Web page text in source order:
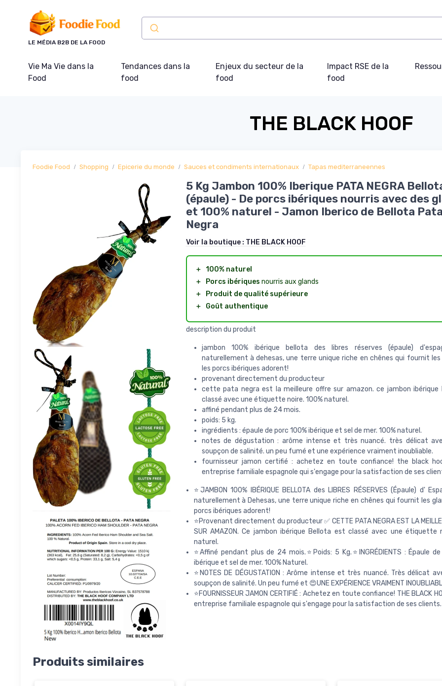
LE MÉDIA B2B DE LA FOOD
Vie Ma Vie dans la
Food
Tendances dans la
food
Enjeux du secteur de la
food
Impact RSE de la
food
THE BLACK HOOF
Foodie Food Shopping Epicerie du monde Sauces et condiments internationaux Tapas mediterraneennes
5 Kg Jambon 100% Iberique PATA NEGRA
(épaule) - De porcs ibériques nourris avec des
et 100% naturel - Jamon Iberico de Bellota Pata
Negra
Voir la boutique : THE BLACK HOOF
＋ 100% naturel
＋
Porcs ibériques nourris aux glands
＋
Produit de qualité supérieure
＋
Goût authentique
description du produit
jambon 100% ibérique bellota des libres réserves (épaule)
naturellement à dehesas, une terre unique riche en chênes qui fournit les
les porcs ibériques adorent!
provenant directement du producteur
cette pata negra est la meilleure offre sur amazon. ce jambon ibérique
classé avec une étiquette noire. 100% naturel.
affiné pendant plus de 24 mois.
poids: 5 kg.
ingrédients : épaule de porc 100% ibérique et sel de mer. 100% naturel.
notes de dégustation : arôme intense et très nuancé. très délicat
soupçon de salinité. un peu fumé et une expérience vraiment inoubliable.
fournisseur jamon certifié : achetez en toute confiance! the black
entreprise familiale espagnole qui s'engage pour la satisfaction de ses
⭐JAMBON 100% IBÉRIQUE BELLOTA des LIBRES RÉSERVES (Épaule) d'
naturellement à Dehesas, une terre unique riche en chênes qui fournit les
porcs ibériques adorent!
⭐Provenant directement du producteur ✅ CETTE PATA NEGRA EST LA
SUR AMAZON. Ce jambon ibérique Bellota est classé avec une étiquette
naturel.
⭐Affiné pendant plus de 24 mois.⭐Poids: 5 Kg.⭐INGRÉDIENTS : Épaule
ibérique et sel de mer. 100% Naturel.
⭐NOTES DE DÉGUSTATION : Arôme intense et très nuancé. Très délicat
soupçon de salinité. Un peu fumé et 😍UNE EXPÉRIENCE VRAIMENT
⭐FOURNISSEUR JAMON CERTIFIÉ : Achetez en toute confiance! THE BLACK
entreprise familiale espagnole qui s'engage pour la satisfaction de ses clients.
Produits similaires